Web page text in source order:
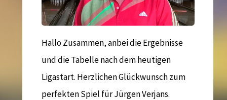
Hallo Zusammen, anbei die Ergebnisse
und die Tabelle nach dem heutigen
Ligastart. Herzlichen Glückwunsch zum
perfekten Spiel für Jürgen Verjans.